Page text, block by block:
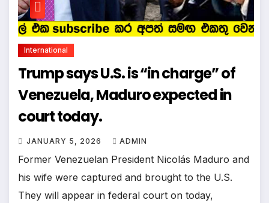
International
Trump says U.S. is “in charge” of
Venezuela, Maduro expected in
court today.
JANUARY 5, 2026 ADMIN
Former Venezuelan President Nicolás Maduro and
his wife were captured and brought to the U.S.
They will appear in federal court on today,